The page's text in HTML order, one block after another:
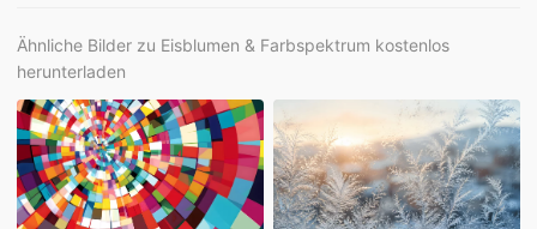
Ähnliche Bilder zu Eisblumen & Farbspektrum kostenlos
herunterladen